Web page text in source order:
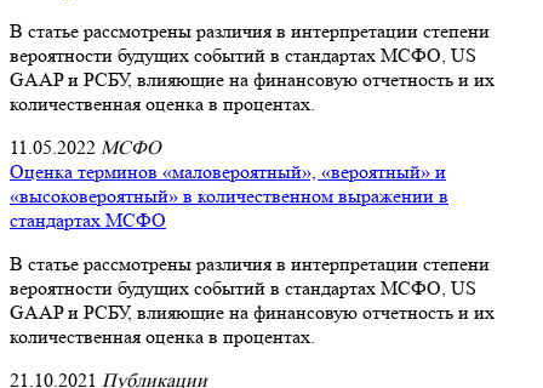
В статье рассмотрены различия в интерпретации степени
вероятности будущих событий в стандартах МСФО, US
GAAP и РСБУ, влияющие на финансовую отчетность и их
количественная оценка в процентах.
11.05.2022 МСФО
Оценка терминов «маловероятный», «вероятный» и
«высоковероятный» в количественном выражении в
стандартах МСФО
В статье рассмотрены различия в интерпретации степени
вероятности будущих событий в стандартах МСФО, US
GAAP и РСБУ, влияющие на финансовую отчетность и их
количественная оценка в процентах.
21.10.2021 Публикации